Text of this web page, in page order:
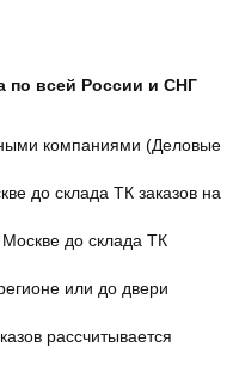
по всей России и СНГ
компаниями (Деловые
до склада ТК заказов на
до склада ТК
или до двери
рассчитывается